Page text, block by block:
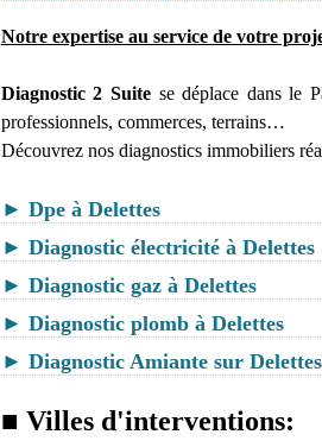
Notre expertise au service de votre
Diagnostic 2 Suitese déplace dans le
professionnels, commerces, terrains…
Découvrez nos diagnostics immobiliers
► Dpe à Delettes
► Diagnostic électricité à Delettes
► Diagnostic gaz à Delettes
► Diagnostic plomb à Delettes
► Diagnostic Amiante sur Delettes
■ Villes d'interventions: